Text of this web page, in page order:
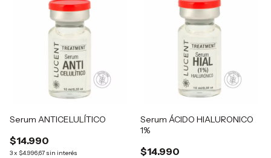
Serum ANTICELULÍTICO
$14.990
3x $4.996,67 sin interés
Serum ÁCIDO HIALURONICO
1%
$14.990